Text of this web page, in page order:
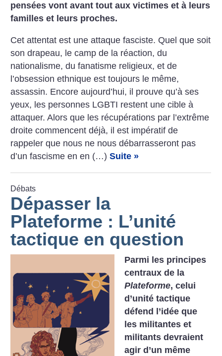
pensées vont avant tout aux victimes et à leurs
familles et leurs proches.
Cet attentat est une attaque fasciste. Quel que soit
son drapeau, le camp de la réaction, du
nationalisme, du fanatisme religieux, et de
l’obsession ethnique est toujours le même,
assassin. Encore aujourd’hui, il prouve qu’à ses
yeux, les personnes LGBTI restent une cible à
attaquer. Alors que les récupérations par l’extrême
droite commencent déjà, il est impératif de
rappeler que nous ne nous débarrasseront pas
d’un fascisme en en (…)Suite »
Débats
Dépasser la
Plateforme : L’unité
tactique en question
Parmi les principes
centraux de la
Plateforme, celui
d’unité tactique
défend l’idée que
les militantes et
militants devraient
agir d’un même